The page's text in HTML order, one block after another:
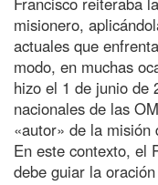
misionero,
actuales que
modo, en muchas
hizo el 1 de junio de
nacionales de las
«autor» de la
En este contexto, el
debe guiar la